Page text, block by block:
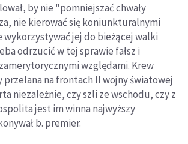
by nie "pomniejszać chwały
nie kierować się koniunkturalnymi
wykorzystywać jej do bieżącej walki
odrzucić w tej sprawie fałsz i
względami. Krew
przelana na frontach II wojny światowej
niezależnie, czy szli ze wschodu, czy z
jest im winna najwyższy
b. premier.